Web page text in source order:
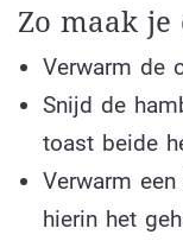
Zo maak je
Verwarm de
Snijd de
toast beide
Verwarm
hierin het